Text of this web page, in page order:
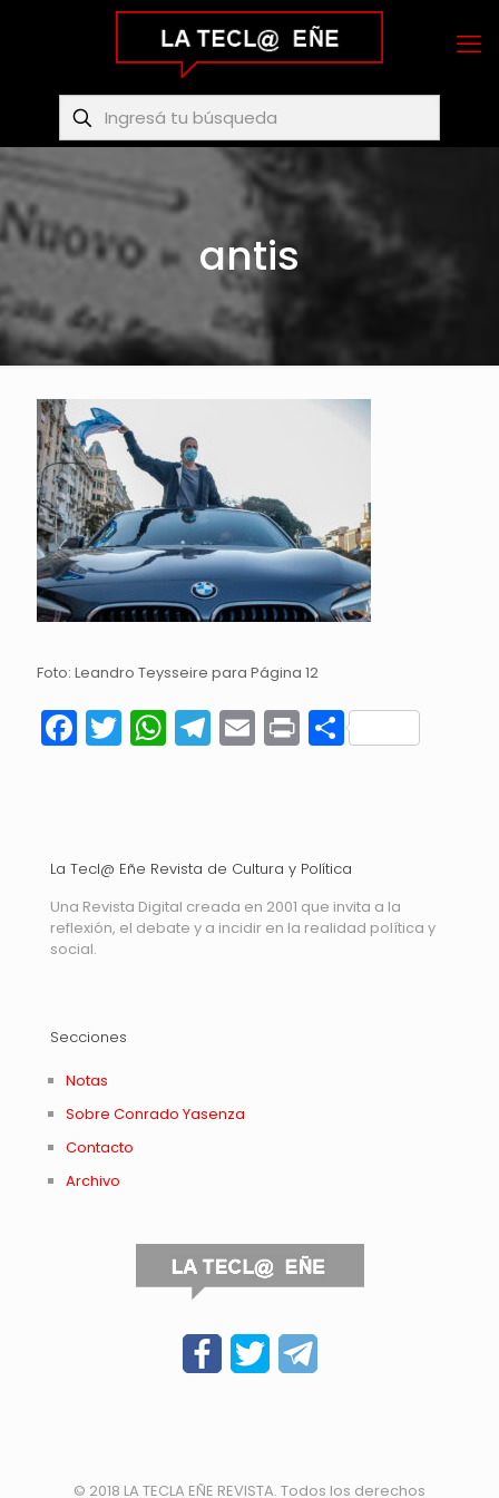
antis
Foto: Leandro Teysseire para Página 12
Facebook
Twitter
WhatsApp
Telegram
Email
Print
La Tecl@ Eñe Revista de Cultura y Política
Una Revista Digital creada en 2001 que invita a la
reflexión, el debate y a incidir en la realidad política y
social.
Secciones
Notas
Sobre Conrado Yasenza
Contacto
Archivo
© 2018 LA TECLA EÑE REVISTA. Todos los derechos